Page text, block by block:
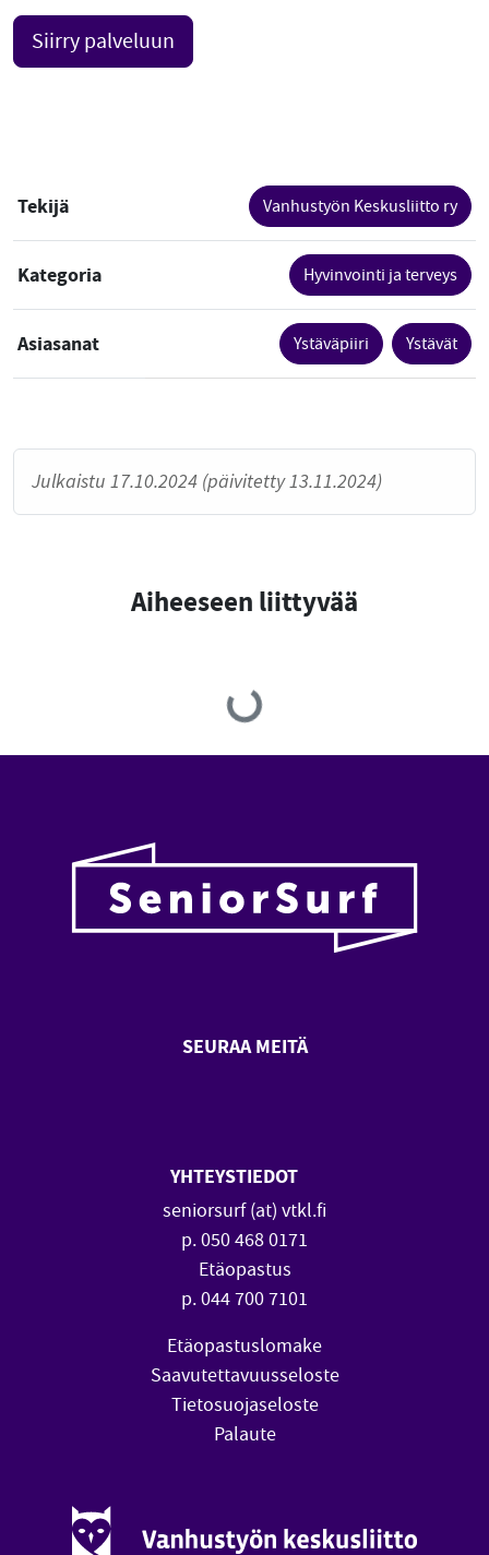
Siirry palveluun
Tekijä Vanhustyön Keskusliitto ry
Kategoria Hyvinvointi ja terveys
Asiasanat Ystäväpiiri Ystävät
Julkaistu 17.10.2024 (päivitetty 13.11.2024)
Aiheeseen liittyvää
Loading...
SEURAA MEITÄ
YHTEYSTIEDOT
seniorsurf (at) vtkl.fi
p. 050 468 0171
Etäopastus
p. 044 700 7101
Etäopastuslomake
Saavutettavuusseloste
Tietosuojaseloste
Palaute